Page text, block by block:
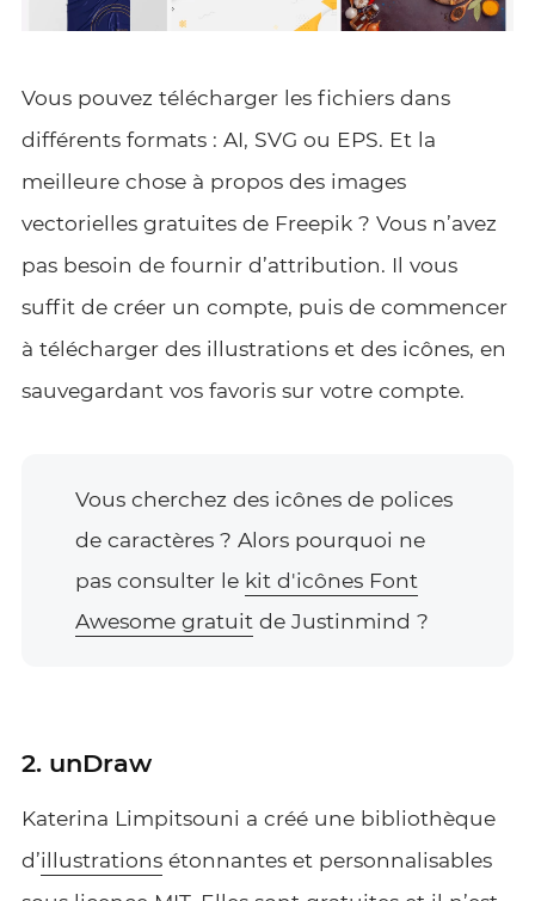
Vous pouvez télécharger les fichiers dans
différents formats : AI, SVG ou EPS. Et la
meilleure chose à propos des images
vectorielles gratuites de Freepik ? Vous n’avez
pas besoin de fournir d’attribution. Il vous
suffit de créer un compte, puis de commencer
à télécharger des illustrations et des icônes, en
sauvegardant vos favoris sur votre compte.
Vous cherchez des icônes de polices
de caractères ? Alors pourquoi ne
pas consulter le kit d'icônes Font
Awesome gratuit de Justinmind ?
2. unDraw
Katerina Limpitsouni a créé une bibliothèque
d’illustrationsétonnantes et personnalisables